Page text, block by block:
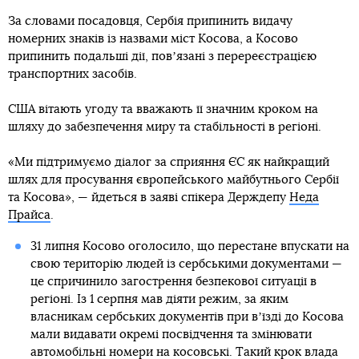
За словами посадовця, Сербія припинить видачу
номерних знаків із назвами міст Косова, а Косово
припинить подальші дії, повʼязані з перереєстрацією
транспортних засобів.
США вітають угоду та вважають її значним кроком на
шляху до забезпечення миру та стабільності в регіоні.
«Ми підтримуємо діалог за сприяння ЄС як найкращий
шлях для просування європейського майбутнього Сербії
та Косова», — йдеться в заяві спікера Держдепу Неда
Прайса.
31 липня Косово оголосило, що перестане впускати на
свою територію людей із сербськими документами —
це спричинило загострення безпекової ситуації в
регіоні. Із 1 серпня мав діяти режим, за яким
власникам сербських документів при вʼїзді до Косова
мали видавати окремі посвідчення та змінювати
автомобільні номери на косовські. Такий крок влада